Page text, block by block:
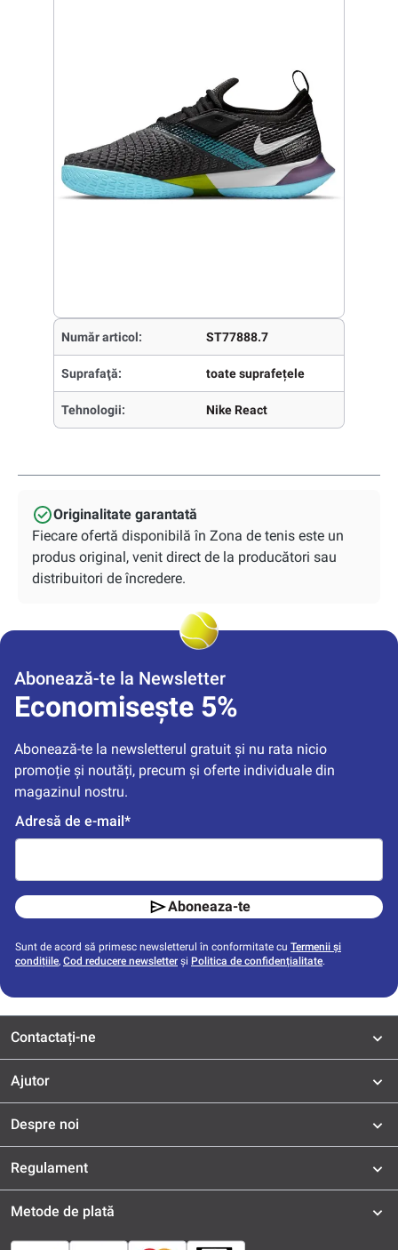
Număr articol: ST77888.7
Suprafaţă: toate suprafețele
Tehnologii: Nike React
Originalitate garantată
Fiecare ofertă disponibilă în Zona de tenis este un
produs original, venit direct de la producători sau
distribuitori de încredere.
Abonează-te la Newsletter
Economisește 5%
Abonează-te la newsletterul gratuit și nu rata nicio
promoție și noutăți, precum și oferte individuale din
magazinul nostru.
Adresă de e-mail*
Aboneaza-te
Sunt de acord să primesc newsletterul în conformitate cu Termenii și
condițiile, Cod reducere newsletter și Politica de confidențialitate.
Contactați-ne
Ajutor
Despre noi
Regulament
Metode de plată